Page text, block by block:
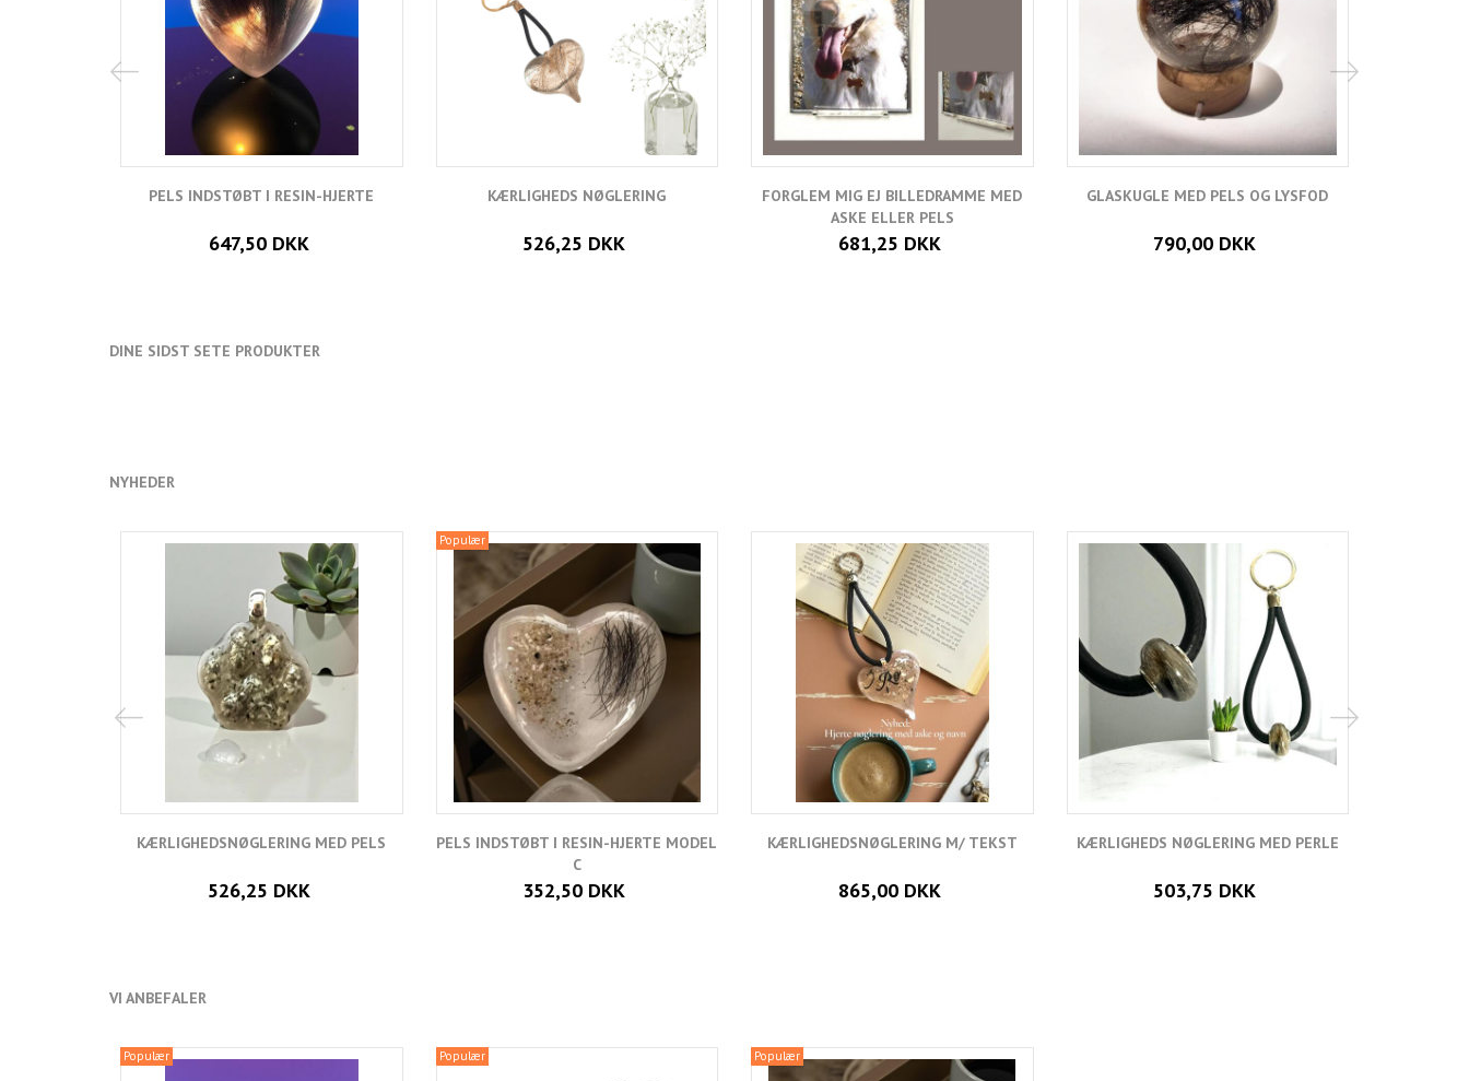
PELS INDSTØBT I RESIN-HJERTE
647,50 DKK
KÆRLIGHEDS NØGLERING
526,25 DKK
FORGLEM MIG EJ BILLEDRAMME MED
ASKE ELLER PELS
681,25 DKK
GLASKUGLE MED PELS OG LYSFOD
790,00 DKK
DINE SIDST SETE PRODUKTER
NYHEDER
KÆRLIGHEDSNØGLERING MED PELS
526,25 DKK
Populær
PELS INDSTØBT I RESIN-HJERTE MODEL
C
352,50 DKK
KÆRLIGHEDSNØGLERING M/ TEKST
865,00 DKK
KÆRLIGHEDS NØGLERING MED PERLE
503,75 DKK
VI ANBEFALER
Populær Populær Populær